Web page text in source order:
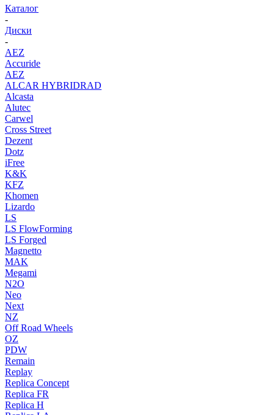
Каталог
-
Диски
-
AEZ
Accuride
AEZ
ALCAR HYBRIDRAD
Alcasta
Alutec
Carwel
Cross Street
Dezent
Dotz
iFree
K&K
KFZ
Khomen
Lizardo
LS
LS FlowForming
LS Forged
Magnetto
MAK
Megami
N2O
Neo
Next
NZ
Off Road Wheels
OZ
PDW
Remain
Replay
Replica Concept
Replica FR
Replica H